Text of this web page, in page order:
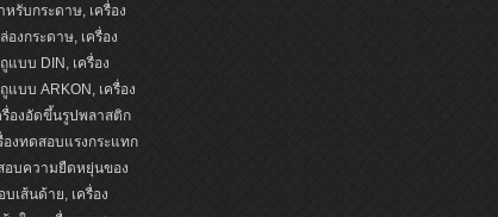
รับกระดาษ, เครื่อง
งกระดาษ, เครื่อง
บบ DIN, เครื่อง
บบ ARKON, เครื่อง
องอัดขึ้นรูปพลาสติก
องทดสอบแรงกระแทก
อบความยืดหยุ่นของ
เส้นด้าย, เครื่อง